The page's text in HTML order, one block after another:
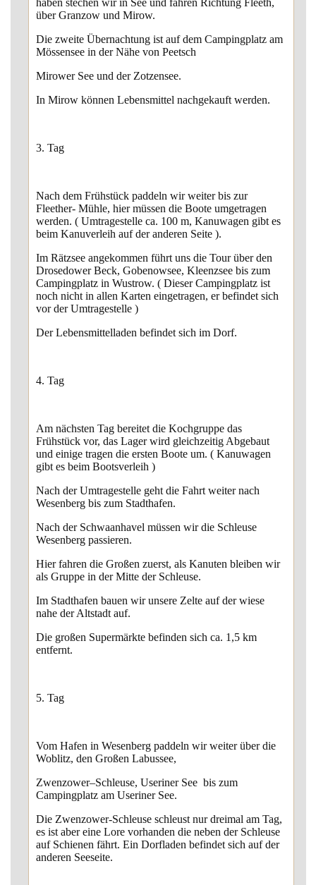
über Granzow und Mirow.
Die zweite Übernachtung ist auf dem Campingplatz am
Mössensee in der Nähe von Peetsch
Mirower See und der Zotzensee.
In Mirow können Lebensmittel nachgekauft werden.
3. Tag
Nach dem Frühstück paddeln wir weiter bis zur
Fleether- Mühle, hier müssen die Boote umgetragen
werden. ( Umtragestelle ca. 100 m, Kanuwagen gibt es
beim Kanuverleih auf der anderen Seite ).
Im Rätzsee angekommen führt uns die Tour über den
Drosedower Beck, Gobenowsee, Kleenzsee bis zum
Campingplatz in Wustrow. ( Dieser Campingplatz ist
noch nicht in allen Karten eingetragen, er befindet sich
vor der Umtragestelle )
Der Lebensmittelladen befindet sich im Dorf.
4. Tag
Am nächsten Tag bereitet die Kochgruppe das
Frühstück vor, das Lager wird gleichzeitig Abgebaut
und einige tragen die ersten Boote um. ( Kanuwagen
gibt es beim Bootsverleih )
Nach der Umtragestelle geht die Fahrt weiter nach
Wesenberg bis zum Stadthafen.
Nach der Schwaanhavel müssen wir die Schleuse
Wesenberg passieren.
Hier fahren die Großen zuerst, als Kanuten bleiben wir
als Gruppe in der Mitte der Schleuse.
Im Stadthafen bauen wir unsere Zelte auf der wiese
nahe der Altstadt auf.
Die großen Supermärkte befinden sich ca. 1,5 km
entfernt.
5. Tag
Vom Hafen in Wesenberg paddeln wir weiter über die
Woblitz, den Großen Labussee,
Zwenzower–Schleuse, Useriner See bis zum
Campingplatz am Useriner See.
Die Zwenzower-Schleuse schleust nur dreimal am Tag,
es ist aber eine Lore vorhanden die neben der Schleuse
auf Schienen fährt. Ein Dorfladen befindet sich auf der
anderen Seeseite.